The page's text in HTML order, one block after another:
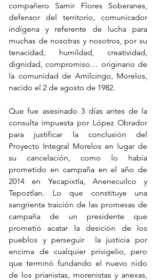
compañero Samir Flores Soberanes,
defensor del territorio, comunicador
indígena y referente de lucha para
muchas de nosotras y nosotros, por su
tenacidad, humildad, creatividad,
dignidad, compromiso… originario de
la comunidad de Amilcingo, Morelos,
nacido el 2 de agosto de 1982.
Que fue asesinado 3 días antes de la
consulta impuesta por López Obrador
para justificar la conclusión del
Proyecto Integral Morelos en lugar de
su cancelación, como lo había
prometido en campaña en el año de
2014 en Yecapixtla, Anenecuilco y
Tepoztlan. Lo que constituye una
sangrienta traición de las promesas de
campaña de un presidente que
prometió acatar la desición de los
pueblos y perseguir  la justicia por
encima de cualquier privigelio, pero
que terminó fundando el nuevo nido
de los prianistas, morenistas y anexas,